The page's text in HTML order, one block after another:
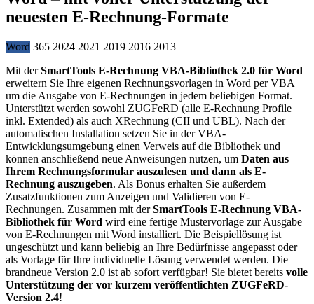
neuesten E-Rechnung-Formate
Word 365 2024 2021 2019 2016 2013
Mit derSmartTools E-Rechnung VBA-Bibliothek 2.0 für Word
erweitern Sie Ihre eigenen Rechnungsvorlagen in Word per VBA
um die Ausgabe von E-Rechnungen in jedem beliebigen Format.
Unterstützt werden sowohl ZUGFeRD (alle E-Rechnung Profile
inkl. Extended) als auch XRechnung (CII und UBL). Nach der
automatischen Installation setzen Sie in der VBA-
Entwicklungsumgebung einen Verweis auf die Bibliothek und
können anschließend neue Anweisungen nutzen, um Daten aus
Ihrem Rechnungsformular auszulesen und dann als E-
Rechnung auszugeben. Als Bonus erhalten Sie außerdem
Zusatzfunktionen zum Anzeigen und Validieren von E-
Rechnungen. Zusammen mit derSmartTools E-Rechnung VBA-
Bibliothek für Word wird eine fertige Mustervorlage zur Ausgabe
von E-Rechnungen mit Word installiert. Die Beispiellösung ist
ungeschützt und kann beliebig an Ihre Bedürfnisse angepasst oder
als Vorlage für Ihre individuelle Lösung verwendet werden. Die
brandneue Version 2.0 ist ab sofort verfügbar! Sie bietet bereits volle
Unterstützung der vor kurzem veröffentlichten ZUGFeRD-
Version 2.4!